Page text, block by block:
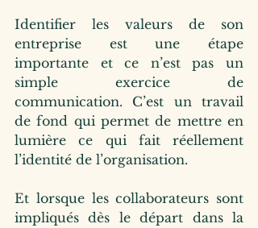
Identifier les valeurs de son
entreprise est une étape
importante et ce n’est pas un
simple exercice de
communication. C’est un travail
de fond qui permet de mettre en
lumière ce qui fait réellement
l’identité de l’organisation.
Et lorsque les collaborateurs sont
impliqués dès le départ dans la